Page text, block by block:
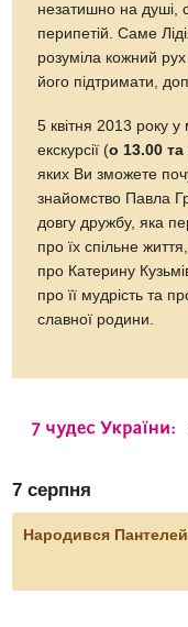
незатишно на душі,
перипетій. Саме
розуміла кожний
його підтримати,
5 квітня 2013 року
екскурсії (о 13.00 та
яких Ви зможете
знайомство Павла
довгу дружбу, яка
про їх спільне
про Катерину
про її мудрість та
славної родини.
7 серпня
Народився